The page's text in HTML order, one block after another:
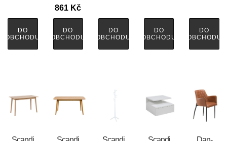
DO
OBCHODU
861 Kč
DO
OBCHODU
DO
OBCHODU
DO
OBCHODU
DO
OBCHODU